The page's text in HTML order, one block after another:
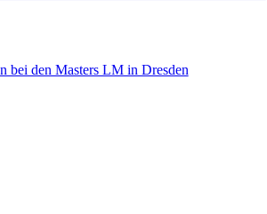
den Masters LM in Dresden